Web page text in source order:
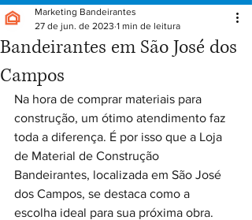
Bandeirantes em São José dos
Campos
Marketing Bandeirantes
27 de jun. de 2023 1 min de leitura
Na hora de comprar materiais para
construção, um ótimo atendimento faz
toda a diferença. É por isso que a Loja
de Material de Construção
Bandeirantes, localizada em São José
dos Campos, se destaca como a
escolha ideal para sua próxima obra.